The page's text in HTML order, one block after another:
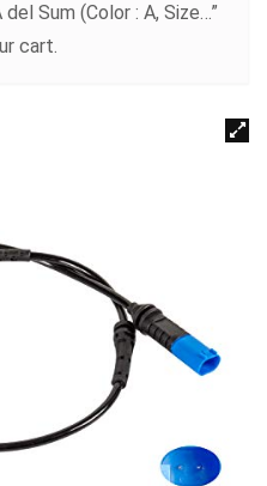
Sum (Color : A, Size…”
cart.